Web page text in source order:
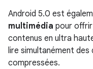
Android 5.0 est
multimédia pour offrir
contenus en ultra
lire simultanément
compressées.